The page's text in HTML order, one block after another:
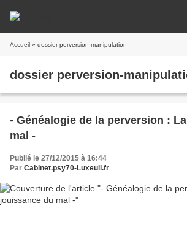
Accueil » dossier perversion-manipulation
dossier perversion-
- Généalogie de la perversion :
mal -
Publié le 27/12/2015 à 16:44
Par Cabinet.psy70-Luxeuil.fr